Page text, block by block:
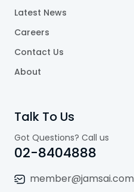
Latest News
Careers
Contact Us
About
Talk To Us
Got Questions? Call us
02-8404888
member@jamsai.com